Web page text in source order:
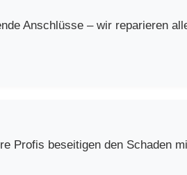
Anschlüsse – wir reparieren
Profis beseitigen den Schaden